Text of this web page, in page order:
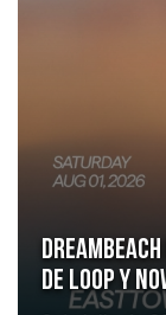
de LOOP y